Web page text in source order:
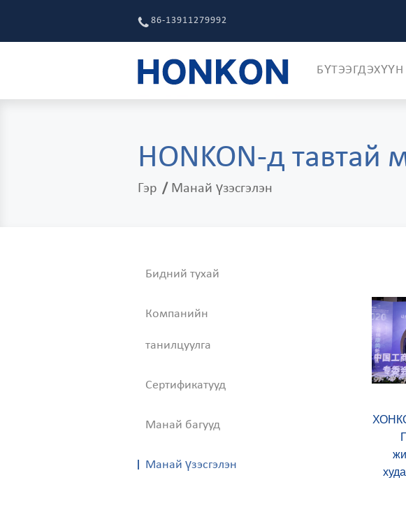
86-13911279992
ГЭР БҮТЭЭГДЭХҮҮН
HONKON-д тавтай
Гэр Манай үзэсгэлэн
Бидний тухай
Компанийн
танилцуулга
Сертификатууд
Манай багууд
Манай үзэсгэлэн